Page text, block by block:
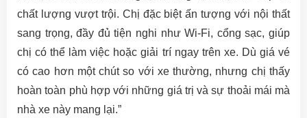
chất lượng vượt trội. Chị đặc biệt ấn tượng với nội thất
sang trọng, đầy đủ tiện nghi như Wi-Fi, cổng sạc, giúp
chị có thể làm việc hoặc giải trí ngay trên xe. Dù giá vé
có cao hơn một chút so với xe thường, nhưng chị thấy
hoàn toàn phù hợp với những giá trị và sự thoải mái mà
nhà xe này mang lại.”